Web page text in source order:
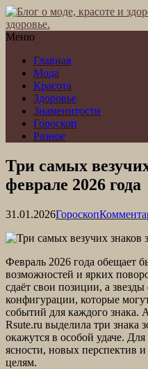
здоровье.
Меню
Главная
Мода
Красота
Здоровье
Знаменитости
Гороскоп
Разное
Три самых
феврале 2026 года
31.01.2026Гороскоп
Февраль 2026 года обещает
возможностей и ярких
сдаёт свои позиции, а
конфигурации, которые
событий для каждого знака.
Rsute.ru выделила три знака
окажутся в особой удаче.
ясности, новых перспектив
целям.